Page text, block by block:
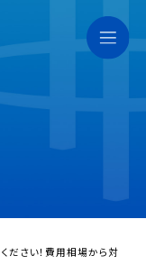
ださい！費用相場から対